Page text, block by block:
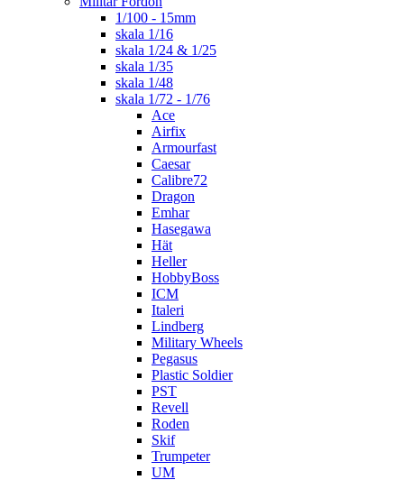
1/100 - 15mm
skala 1/16
skala 1/24 & 1/25
skala 1/35
skala 1/48
skala 1/72 - 1/76
Ace
Airfix
Armourfast
Caesar
Calibre72
Dragon
Emhar
Hasegawa
Hät
Heller
HobbyBoss
ICM
Italeri
Lindberg
Military Wheels
Pegasus
Plastic Soldier
PST
Revell
Roden
Skif
Trumpeter
UM